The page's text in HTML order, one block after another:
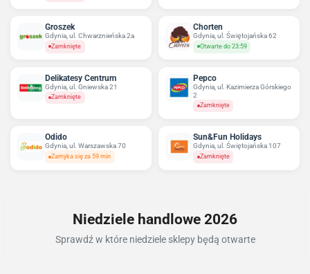
Groszek
Gdynia, ul. Chwarznieńska 2a
Zamknięte
Chorten
Gdynia, ul. Świętojańska 62
Otwarte do 23:59
Delikatesy Centrum
Gdynia, ul. Gniewska 21
Zamknięte
Pepco
Gdynia, ul. Kazimierza Górskiego
2
Zamknięte
Odido
Gdynia, ul. Warszawska 70
Zamyka się za 59 min
Sun&Fun Holidays
Gdynia, ul. Świętojańska 107
Zamknięte
Niedziele handlowe 2026
Sprawdź w które niedziele sklepy będą otwarte